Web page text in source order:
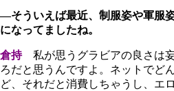
―そういえば最近、制服姿や軍服
になってましたね。
倉持私が思うグラビアの良さは
ろだと思うんですよ。ネットでど
ど、それだと消費しちゃうし、エ